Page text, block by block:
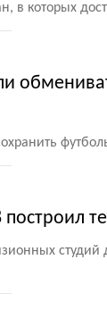
в которых